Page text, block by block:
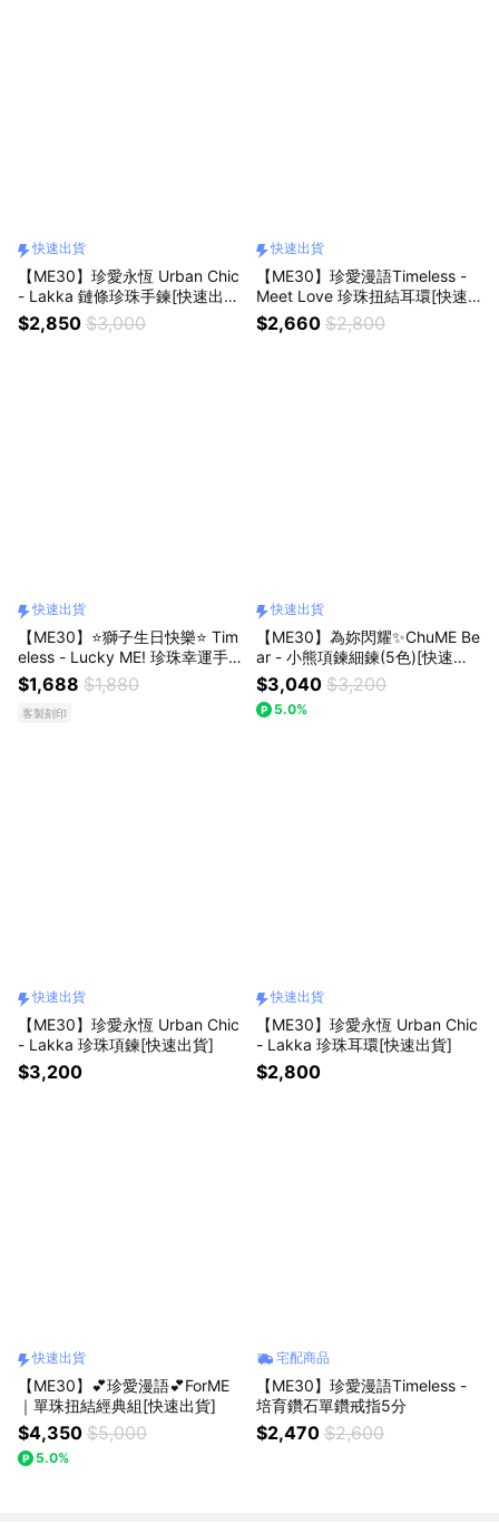
快速出貨
【ME30】珍愛永恆 Urban Chic
- Lakka 鏈條珍珠手鍊[快速出
貨]
$2,850 $3,000
快速出貨
【ME30】珍愛漫語Timeless -
Meet Love 珍珠扭結耳環[快速
出貨]
$2,660 $2,800
快速出貨
【ME30】⭐獅子生日快樂⭐ Tim
eless - Lucky ME! 珍珠幸運手
鍊(4色可選)[快速出貨]
$1,688 $1,880
客製刻印
快速出貨
【ME30】為妳閃耀✨ChuME Be
ar - 小熊項鍊細鍊(5色)[快速出
貨]
$3,040 $3,200
5.0%
快速出貨
【ME30】珍愛永恆 Urban Chic
- Lakka 珍珠項鍊[快速出貨]
$3,200
快速出貨
【ME30】珍愛永恆 Urban Chic
- Lakka 珍珠耳環[快速出貨]
$2,800
快速出貨
【ME30】💕珍愛漫語💕ForME
｜單珠扭結經典組[快速出貨]
$4,350 $5,000
5.0%
宅配商品
【ME30】珍愛漫語Timeless -
培育鑽石單鑽戒指5分
$2,470 $2,600